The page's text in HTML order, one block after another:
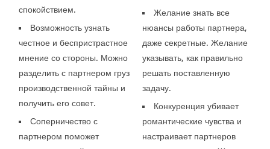
спокойствием.
Возможность узнать
честное и беспристрастное
мнение со стороны. Можно
разделить с партнером груз
производственной тайны и
получить его совет.
Соперничество с
партнером поможет
Желание знать все
нюансы работы партнера,
даже секретные. Желание
указывать, как правильно
решать поставленную
задачу.
Конкуренция убивает
романтические чувства и
настраивает партнеров